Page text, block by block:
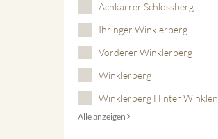
Achkarrer Schlossberg
Ihringer Winklerberg
Vorderer Winklerberg
Winklerberg
Winklerberg Hinter Winklen
Alle anzeigen